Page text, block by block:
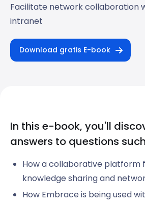
Facilitate network collaboration
intranet
Download gratis E-book
In this e-book, you'll
answers to questions
How a collaborative platform
knowledge sharing and
How Embrace is being used